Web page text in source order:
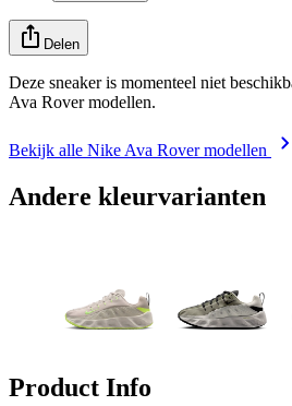
Delen
Deze sneaker is momenteel niet
Ava Rover modellen.
Bekijk alle Nike Ava Rover modellen
Andere kleurvarianten
Product Info